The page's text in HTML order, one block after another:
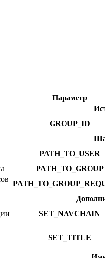
Параметр
GROUP_ID
PATH_TO_USER
PATH_TO_GROUP
SET_NAVCHAIN
SET_TITLE